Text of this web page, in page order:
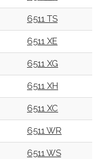
6511 TS
6511 XE
6511 XG
6511 XH
6511 XC
6511 WR
6511 WS